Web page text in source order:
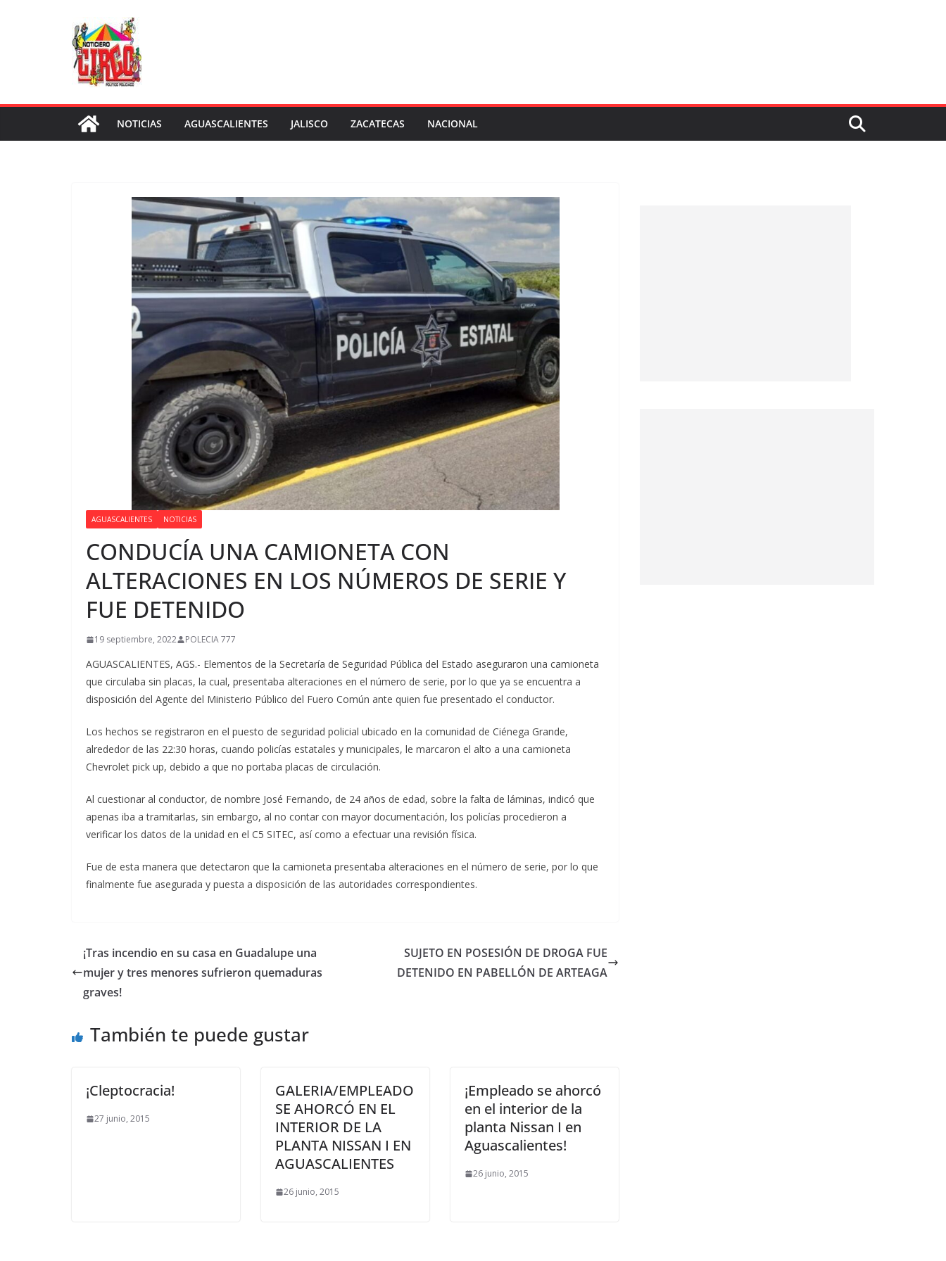
NOTICIAS AGUASCALIENTES JALISCO ZACATECAS NACIONAL
AGUASCALIENTES NOTICIAS
CONDUCÍA UNA CAMIONETA CON
ALTERACIONES EN LOS NÚMEROS DE SERIE Y
FUE DETENIDO
19 septiembre, 2022 POLECIA 777
AGUASCALIENTES, AGS.- Elementos de la Secretaría de Seguridad Pública del Estado aseguraron una camioneta
que circulaba sin placas, la cual, presentaba alteraciones en el número de serie, por lo que ya se encuentra a
disposición del Agente del Ministerio Público del Fuero Común ante quien fue presentado el conductor.
Los hechos se registraron en el puesto de seguridad policial ubicado en la comunidad de Ciénega Grande,
alrededor de las 22:30 horas, cuando policías estatales y municipales, le marcaron el alto a una camioneta
Chevrolet pick up, debido a que no portaba placas de circulación.
Al cuestionar al conductor, de nombre José Fernando, de 24 años de edad, sobre la falta de láminas, indicó que
apenas iba a tramitarlas, sin embargo, al no contar con mayor documentación, los policías procedieron a
verificar los datos de la unidad en el C5 SITEC, así como a efectuar una revisión física.
Fue de esta manera que detectaron que la camioneta presentaba alteraciones en el número de serie, por lo que
finalmente fue asegurada y puesta a disposición de las autoridades correspondientes.
¡Tras incendio en su casa en Guadalupe una
mujer y tres menores sufrieron quemaduras
graves!
SUJETO EN POSESIÓN DE DROGA FUE
DETENIDO EN PABELLÓN DE ARTEAGA
También te puede gustar
¡Cleptocracia!
27 junio, 2015
GALERIA/EMPLEADO
SE AHORCÓ EN EL
INTERIOR DE LA
PLANTA NISSAN I EN
AGUASCALIENTES
26 junio, 2015
¡Empleado se ahorcó
en el interior de la
planta Nissan I en
Aguascalientes!
26 junio, 2015